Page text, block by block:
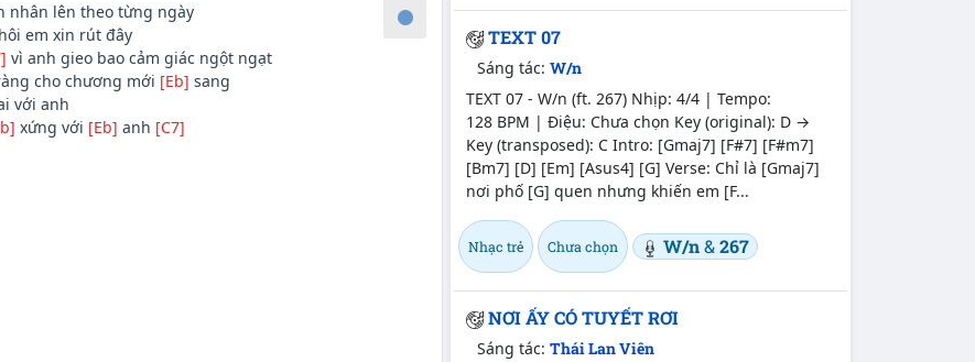
nhân lên theo từng ngày
em xin rút đây
vì anh gieo bao cảm giác ngột ngạt
cho chương mới [Eb] sang
với anh
xứng với [Eb] anh [C7]
TEXT 07
Sáng tác:W/n
TEXT 07 - W/n (ft. 267) Nhịp: 4/4 | Tempo:
128 BPM | Điệu: Chưa chọn Key (original): D →
Key (transposed): C Intro: [Gmaj7] [F#7] [F#m7]
[Bm7] [D] [Em] [Asus4] [G] Verse: Chỉ là [Gmaj7]
nơi phố [G] quen nhưng khiến em [F...
Nhạc trẻ Chưa chọn W/n&267
NƠI ẤY CÓ TUYẾT RƠI
Sáng tác:Thái Lan Viên